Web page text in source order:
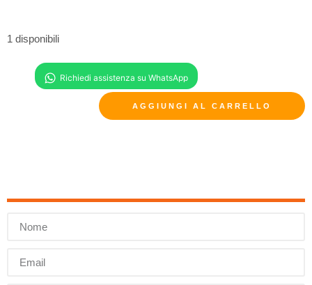
1 disponibili
AGGIUNGI AL CARRELLO